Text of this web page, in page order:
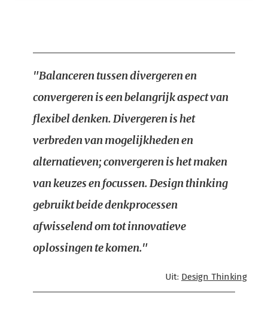
"Balanceren tussen divergeren en
convergeren is een belangrijk aspect van
flexibel denken. Divergeren is het
verbreden van mogelijkheden en
alternatieven; convergeren is het maken
van keuzes en focussen. Design thinking
gebruikt beide denkprocessen
afwisselend om tot innovatieve
oplossingen te komen."
Uit: Design Thinking